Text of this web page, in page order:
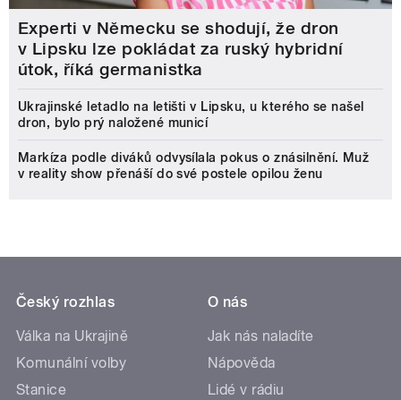
Experti v Německu se shodují, že dron
v Lipsku lze pokládat za ruský hybridní
útok, říká germanistka
Ukrajinské letadlo na letišti v Lipsku, u kterého se našel
dron, bylo prý naložené municí
Markíza podle diváků odvysílala pokus o znásilnění. Muž
v reality show přenáší do své postele opilou ženu
Český rozhlas
Válka na Ukrajině
Komunální volby
Stanice
O nás
Jak nás naladíte
Nápověda
Lidé v rádiu